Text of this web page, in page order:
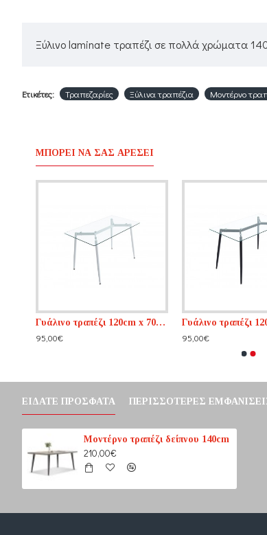
Ξύλινο laminate τραπέζι σε πολλά χρώματα
Ετικέτες: Τραπεζαρίες Ξύλινα τραπέζια Μοντέρνο
ΜΠΟΡΕΊ ΝΑ ΣΑΣ ΑΡΈΣΕΙ
Γυάλινο τραπέζι 120cm x 70cm
95,00€ 95,00€
ΕΊΔΑΤΕ ΠΡΌΣΦΑΤΑ ΠΕΡΙΣΣΌΤΕΡΕΣ
Μοντέρνο τραπέζι δείπνου 140cm
210,00€